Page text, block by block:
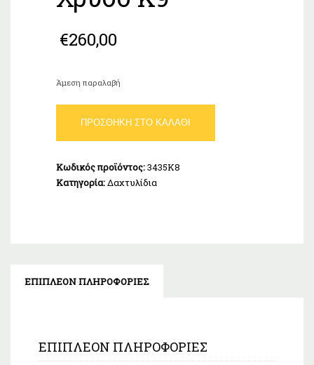
€260,00
Άμεση παραλαβή
Ροζέτα
καρδιά
Κ9
ποσότητα
ΠΡΟΣΘΉΚΗ ΣΤΟ ΚΑΛΆΘΙ
Κωδικός προϊόντος:3435K8
Κατηγορία:Δαχτυλίδια
ΕΠΙΠΛΈΟΝ ΠΛΗΡΟΦΟΡΊΕΣ
ΕΠΙΠΛΈΟΝ ΠΛΗΡΟΦΟΡΊΕΣ